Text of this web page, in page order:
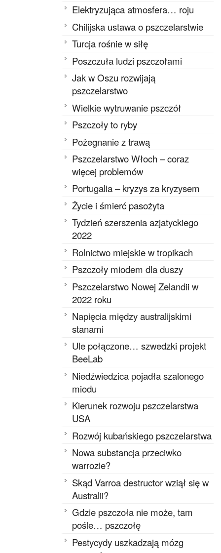
Elektryzująca atmosfera… roju
Chilijska ustawa o pszczelarstwie
Turcja rośnie w siłę
Poszczuła ludzi pszczołami
Jak w Oszu rozwijają
pszczelarstwo
Wielkie wytruwanie pszczół
Pszczoły to ryby
Pożegnanie z trawą
Pszczelarstwo Włoch – coraz
więcej problemów
Portugalia – kryzys za kryzysem
Życie i śmierć pasożyta
Tydzień szerszenia azjatyckiego
2022
Rolnictwo miejskie w tropikach
Pszczoły miodem dla duszy
Pszczelarstwo Nowej Zelandii w
2022 roku
Napięcia między australijskimi
stanami
Ule połączone… szwedzki projekt
BeeLab
Niedźwiedzica pojadła szalonego
miodu
Kierunek rozwoju pszczelarstwa
USA
Rozwój kubańskiego pszczelarstwa
Nowa substancja przeciwko
warrozie?
Skąd Varroa destructor wziął się w
Australii?
Gdzie pszczoła nie może, tam
pośle… pszczołę
Pestycydy uszkadzają mózg